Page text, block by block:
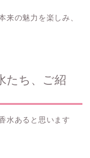
来の魅力を楽しみ、
たち、ご紹
水あると思います